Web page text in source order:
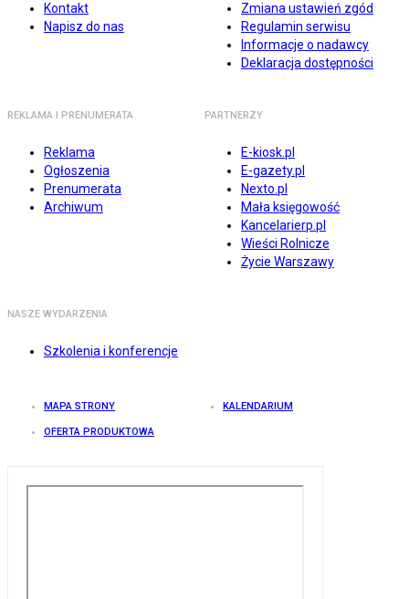
Kontakt
Napisz do nas
Zmiana ustawień zgód
Regulamin serwisu
Informacje o nadawcy
Deklaracja dostępności
REKLAMA I PRENUMERATA
Reklama
Ogłoszenia
Prenumerata
Archiwum
PARTNERZY
E-kiosk.pl
E-gazety.pl
Nexto.pl
Mała księgowość
Kancelarierp.pl
Wieści Rolnicze
Życie Warszawy
NASZE WYDARZENIA
Szkolenia i konferencje
MAPA STRONY KALENDARIUM
OFERTA PRODUKTOWA